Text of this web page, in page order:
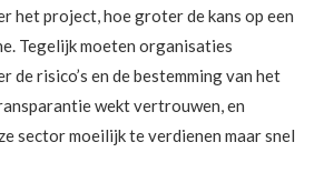
het project, hoe groter de kans op een
Tegelijk moeten organisaties
de risico’s en de bestemming van het
wekt vertrouwen, en
sector moeilijk te verdienen maar snel